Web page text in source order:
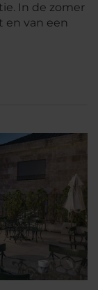
In de zomer
en van een